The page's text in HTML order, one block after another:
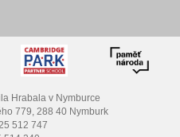
Hrabala v Nymburce
779, 288 40 Nymburk
512 747